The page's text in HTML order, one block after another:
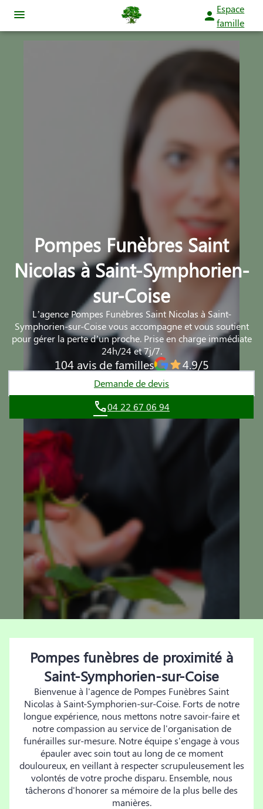
Espace
famille
Pompes Funèbres Saint
Nicolas à Saint-Symphorien-
sur-Coise
L’agence Pompes Funèbres Saint Nicolas à Saint-
Symphorien-sur-Coise vous accompagne et vous soutient
pour gérer la perte d’un proche. Prise en charge immédiate
24h/24 et 7j/7.
104 avis de familles 4.9/5
Demande de devis
04 22 67 06 94
Pompes funèbres de proximité à
Saint-Symphorien-sur-Coise
Bienvenue à l'agence de Pompes Funèbres Saint
Nicolas à Saint-Symphorien-sur-Coise. Forts de notre
longue expérience, nous mettons notre savoir-faire et
notre compassion au service de l'organisation de
funérailles sur-mesure. Notre équipe s'engage à vous
épauler avec soin tout au long de ce moment
douloureux, en veillant à respecter scrupuleusement les
volontés de votre proche disparu. Ensemble, nous
tâcherons d'honorer sa mémoire de la plus belle des
manières.